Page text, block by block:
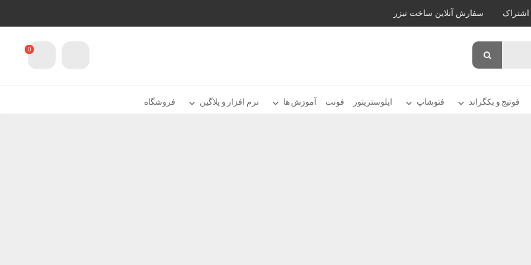
اشتراک سفارش آنلاین ساخت تیزر
0
فوتیج و بکگراند فتوشاپ ایلوستریتور فونت آموزش ها نرم افزار و پلاگین فروشگاه